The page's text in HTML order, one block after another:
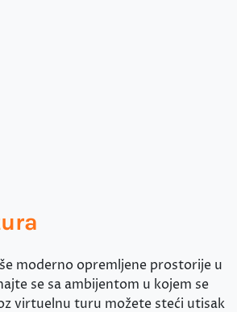
moderno opremljene prostorije u
se sa ambijentom u kojem se
virtuelnu turu možete steći utisak